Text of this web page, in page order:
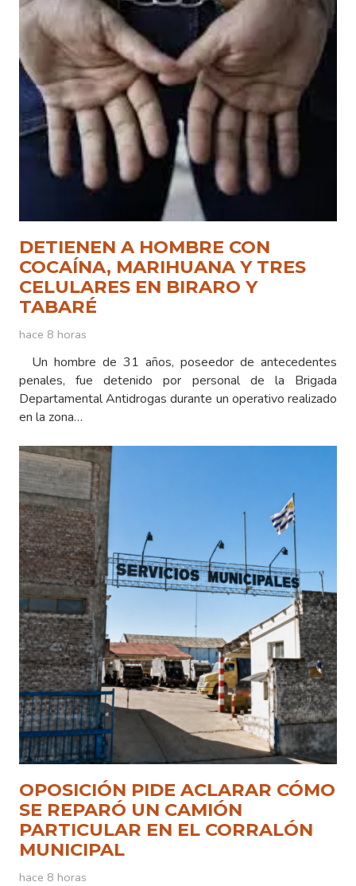
DETIENEN A HOMBRE CON
COCAÍNA, MARIHUANA Y TRES
CELULARES EN BIRARO Y
TABARÉ
hace 8 horas
Un hombre de 31 años, poseedor de antecedentes
penales, fue detenido por personal de la Brigada
Departamental Antidrogas durante un operativo realizado
en la zona…
OPOSICIÓN PIDE ACLARAR CÓMO
SE REPARÓ UN CAMIÓN
PARTICULAR EN EL CORRALÓN
MUNICIPAL
hace 8 horas